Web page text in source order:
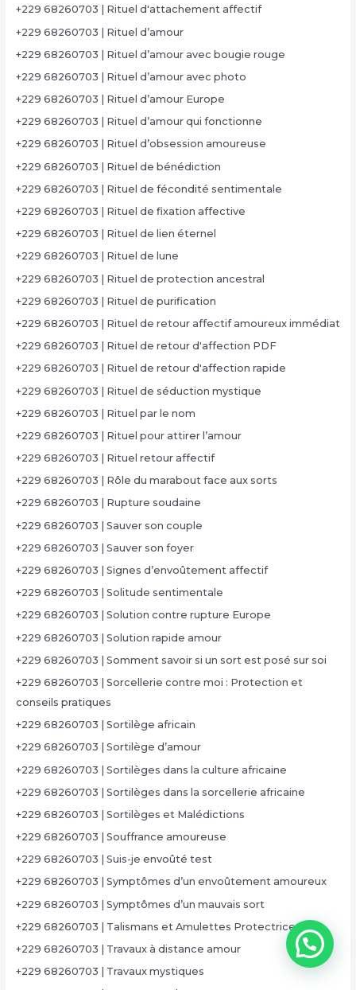
+229 68260703 | Rituel d'attachement affectif
+229 68260703 | Rituel d’amour
+229 68260703 | Rituel d’amour avec bougie rouge
+229 68260703 | Rituel d’amour avec photo
+229 68260703 | Rituel d’amour Europe
+229 68260703 | Rituel d’amour qui fonctionne
+229 68260703 | Rituel d’obsession amoureuse
+229 68260703 | Rituel de bénédiction
+229 68260703 | Rituel de fécondité sentimentale
+229 68260703 | Rituel de fixation affective
+229 68260703 | Rituel de lien éternel
+229 68260703 | Rituel de lune
+229 68260703 | Rituel de protection ancestral
+229 68260703 | Rituel de purification
+229 68260703 | Rituel de retour affectif amoureux immédiat
+229 68260703 | Rituel de retour d'affection PDF
+229 68260703 | Rituel de retour d'affection rapide
+229 68260703 | Rituel de séduction mystique
+229 68260703 | Rituel par le nom
+229 68260703 | Rituel pour attirer l’amour
+229 68260703 | Rituel retour affectif
+229 68260703 | Rôle du marabout face aux sorts
+229 68260703 | Rupture soudaine
+229 68260703 | Sauver son couple
+229 68260703 | Sauver son foyer
+229 68260703 | Signes d’envoûtement affectif
+229 68260703 | Solitude sentimentale
+229 68260703 | Solution contre rupture Europe
+229 68260703 | Solution rapide amour
+229 68260703 | Somment savoir si un sort est posé sur soi
+229 68260703 | Sorcellerie contre moi : Protection et
conseils pratiques
+229 68260703 | Sortilège africain
+229 68260703 | Sortilège d’amour
+229 68260703 | Sortilèges dans la culture africaine
+229 68260703 | Sortilèges dans la sorcellerie africaine
+229 68260703 | Sortilèges et Malédictions
+229 68260703 | Souffrance amoureuse
+229 68260703 | Suis-je envoûté test
+229 68260703 | Symptômes d’un envoûtement amoureux
+229 68260703 | Symptômes d’un mauvais sort
+229 68260703 | Talismans et Amulettes Protectrices
+229 68260703 | Travaux à distance amour
+229 68260703 | Travaux mystiques